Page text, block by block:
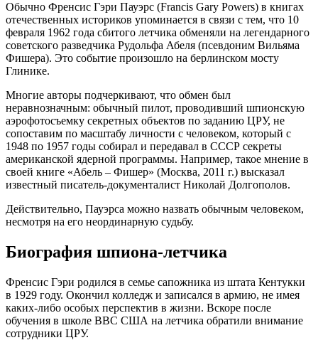
Обычно Френсис Гэри Пауэрс (Francis Gary Powers) в книгах
отечественных историков упоминается в связи с тем, что 10
февраля 1962 года сбитого летчика обменяли на легендарного
советского разведчика Рудольфа Абеля (псевдоним Вильяма
Фишера). Это событие произошло на берлинском мосту
Глинике.
Многие авторы подчеркивают, что обмен был
неравнозначным: обычный пилот, проводивший шпионскую
аэрофотосъемку секретных объектов по заданию ЦРУ, не
сопоставим по масштабу личности с человеком, который с
1948 по 1957 годы собирал и передавал в СССР секреты
американской ядерной программы. Например, такое мнение в
своей книге «Абель – Фишер» (Москва, 2011 г.) высказал
известный писатель-документалист Николай Долгополов.
Действительно, Пауэрса можно назвать обычным человеком,
несмотря на его неординарную судьбу.
Биография шпиона-летчика
Френсис Гэри родился в семье сапожника из штата Кентукки
в 1929 году. Окончил колледж и записался в армию, не имея
каких-либо особых перспектив в жизни. Вскоре после
обучения в школе ВВС США на летчика обратили внимание
сотрудники ЦРУ.